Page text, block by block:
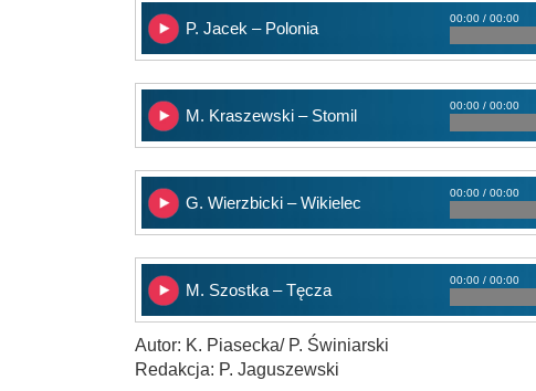
P. Jacek – Polonia
00:00 / 00:00
M. Kraszewski – Stomil
00:00 / 00:00
G. Wierzbicki – Wikielec
00:00 / 00:00
M. Szostka – Tęcza
00:00 / 00:00
Autor: K. Piasecka/ P. Świniarski
Redakcja: P. Jaguszewski